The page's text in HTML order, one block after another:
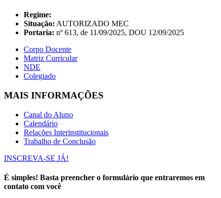
Regime:
Situação: AUTORIZADO MEC
Portaria: nº 613, de 11/09/2025, DOU 12/09/2025
Corpo Docente
Matriz Curricular
NDE
Colegiado
MAIS INFORMAÇÕES
Canal do Aluno
Calendário
Relações Interinstitucionais
Trabalho de Conclusão
INSCREVA-SE JÁ!
É simples! Basta preencher o formulário que entraremos em
contato com você